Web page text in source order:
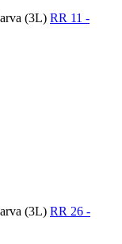
(3L) RR 11 -
(3L) RR 26 -